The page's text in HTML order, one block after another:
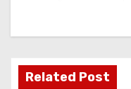
Related Post